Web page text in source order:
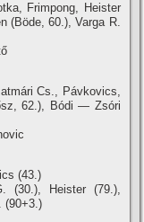
Frimpong, Heister
(Böde, 60.), Varga R.
Cs., Pávkovics,
62.), Bódi — Zsóri
(43.)
(30.), Heister (79.),
(90+3.)